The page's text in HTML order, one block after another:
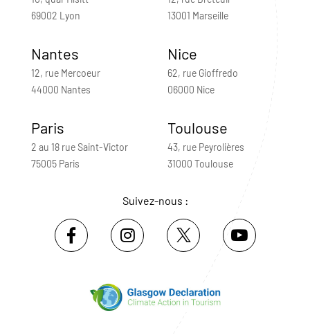
69002 Lyon
13001 Marseille
Nantes
12, rue Mercoeur
44000 Nantes
Nice
62, rue Gioffredo
06000 Nice
Paris
2 au 18 rue Saint-Victor
75005 Paris
Toulouse
43, rue Peyrolières
31000 Toulouse
Suivez-nous :